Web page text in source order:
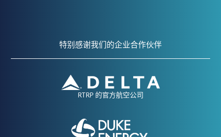
特别感谢我们的企业合作伙伴
RTRP 的官方航空公司